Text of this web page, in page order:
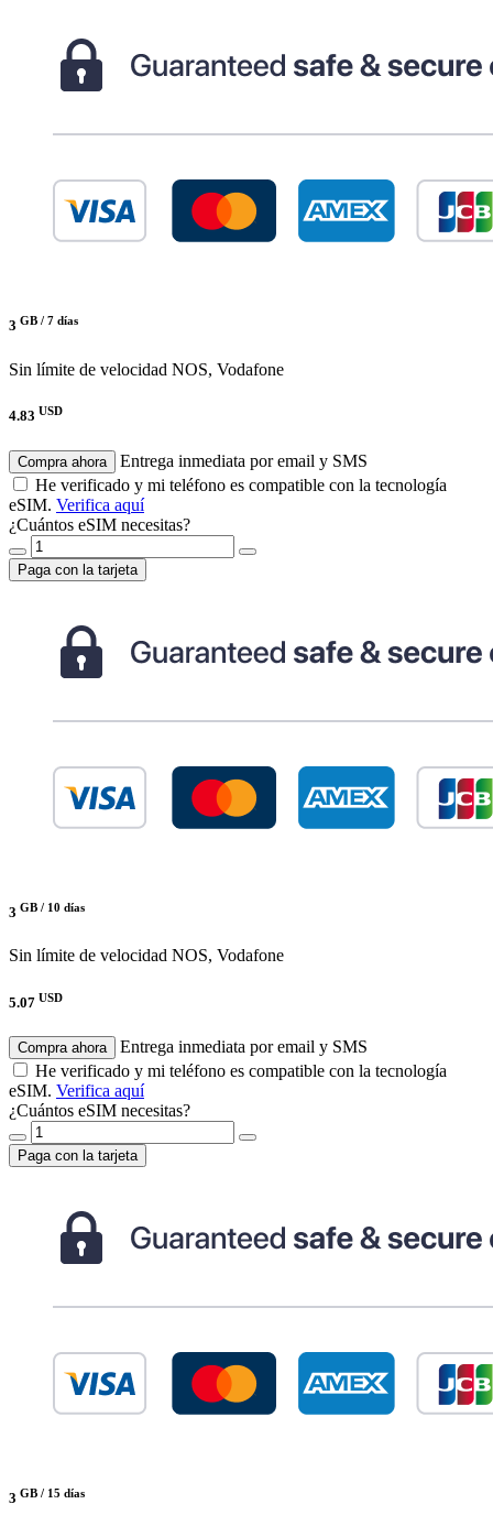
3 GB / 7 días
Sin límite de velocidad NOS, Vodafone
4.83 USD
Compra ahora
Entrega inmediata por email y SMS
He verificado y mi teléfono es compatible con la tecnología
eSIM. Verifica aquí
¿Cuántos eSIM necesitas?
Paga con la tarjeta
3 GB / 10 días
Sin límite de velocidad NOS, Vodafone
5.07 USD
Compra ahora
Entrega inmediata por email y SMS
He verificado y mi teléfono es compatible con la tecnología
eSIM. Verifica aquí
¿Cuántos eSIM necesitas?
Paga con la tarjeta
3 GB / 15 días